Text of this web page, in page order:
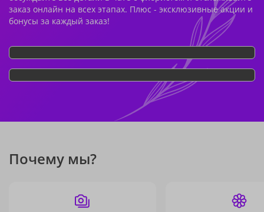
заказ онлайн на всех этапах. Плюс - эксклюзивные акции и
бонусы за каждый заказ!
Почему мы?